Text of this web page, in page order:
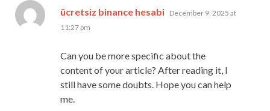
ücretsiz binance hesabi says:
December 9, 2025 at
11:27 pm
Can you be more specific about the
content of your article? After reading it, I
still have some doubts. Hope you can help
me.